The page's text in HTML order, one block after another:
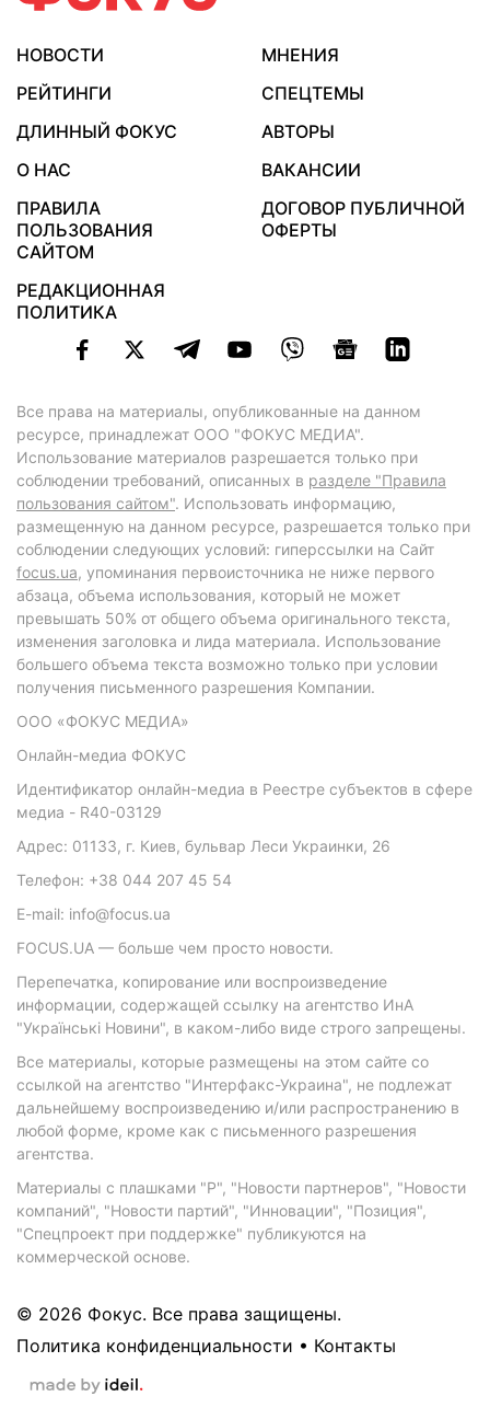
НОВОСТИ
МНЕНИЯ
РЕЙТИНГИ
СПЕЦТЕМЫ
ДЛИННЫЙ ФОКУС
АВТОРЫ
О НАС
ВАКАНСИИ
ПРАВИЛА
ПОЛЬЗОВАНИЯ
САЙТОМ
ДОГОВОР ПУБЛИЧНОЙ
ОФЕРТЫ
РЕДАКЦИОННАЯ
ПОЛИТИКА
Все права на материалы, опубликованные на данном
ресурсе, принадлежат ООО "ФОКУС МЕДИА".
Использование материалов разрешается только при
соблюдении требований, описанных в разделе "Правила
пользования сайтом". Использовать информацию,
размещенную на данном ресурсе, разрешается только при
соблюдении следующих условий: гиперссылки на Сайт
focus.ua, упоминания первоисточника не ниже первого
абзаца, объема использования, который не может
превышать 50% от общего объема оригинального текста,
изменения заголовка и лида материала. Использование
большего объема текста возможно только при условии
получения письменного разрешения Компании.
ООО «ФОКУС МЕДИА»
Онлайн-медиа ФОКУС
Идентификатор онлайн-медиа в Реестре субъектов в сфере
медиа - R40-03129
Адрес: 01133, г. Киев, бульвар Леси Украинки, 26
Телефон: +38 044 207 45 54
E-mail: info@focus.ua
FOCUS.UA — больше чем просто новости.
Перепечатка, копирование или воспроизведение
информации, содержащей ссылку на агентство ИнА
"Українські Новини", в каком-либо виде строго запрещены.
Все материалы, которые размещены на этом сайте со
ссылкой на агентство "Интерфакс-Украина", не подлежат
дальнейшему воспроизведению и/или распространению в
любой форме, кроме как с письменного разрешения
агентства.
Материалы с плашками "Р", "Новости партнеров", "Новости
компаний", "Новости партий", "Инновации", "Позиция",
"Спецпроект при поддержке" публикуются на
коммерческой основе.
© 2026 Фокус. Все права защищены.
Политика конфиденциальности • Контакты